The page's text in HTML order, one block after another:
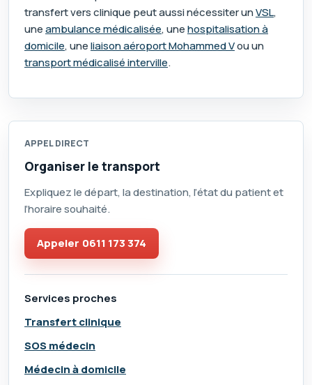
transfert vers clinique peut aussi nécessiter unVSL,
uneambulance médicalisée, unehospitalisation à
domicile, uneliaison aéroport Mohammed Vou un
transport médicalisé interville.
APPEL DIRECT
Organiser le transport
Expliquez le départ, la destination, l’état du patient et
l’horaire souhaité.
Appeler 0611 173 374
Services proches
Transfert clinique
SOS médecin
Médecin à domicile